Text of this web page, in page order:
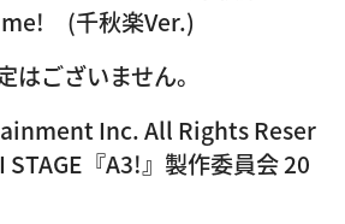
(千秋楽Ver.)
ございません。
Inc. All Rights Reser
『A3!』製作委員会 20